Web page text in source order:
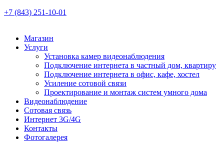
+7 (843) 251-10-01
Магазин
Услуги
Установка камер видеонаблюдения
Подключение интернета в частный дом, квартиру
Подключение интернета в офис, кафе, хостел
Усиление сотовой связи
Проектирование и монтаж систем умного дома
Видеонаблюдение
Сотовая связь
Интернет 3G/4G
Контакты
Фотогалерея